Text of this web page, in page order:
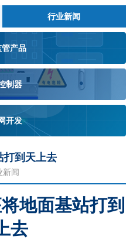
行业新闻
产品
制器
开发
打到天上去
新闻
地面基站打到
去